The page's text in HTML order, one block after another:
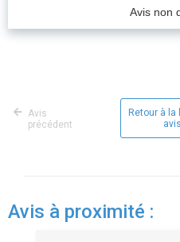
Avis non
Avis
précédent
Retour à la
avis
Avis à proximité :